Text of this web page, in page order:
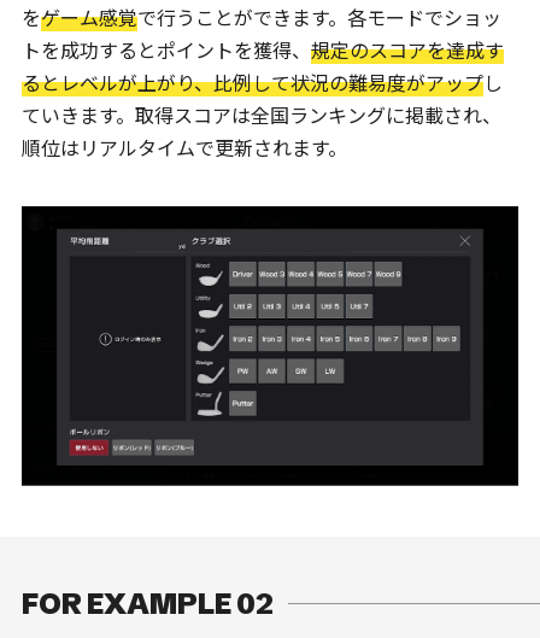
をゲーム感覚で行うことができます。各モードでショッ
トを成功するとポイントを獲得、 規定のスコアを達成す
るとレベルが上がり、比例して状況の難易度がアップし
ていきます。 取得スコアは全国ランキングに掲載され、
順位はリアルタイムで更新されます。
FOR EXAMPLE 02